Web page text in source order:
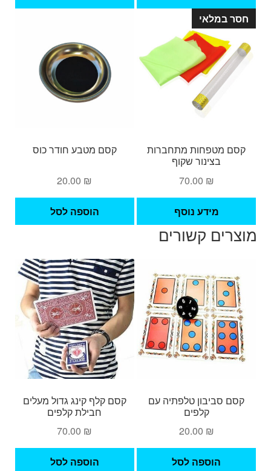
חסר במלאי
קסם מטפחות מתחברות
בצינור שקוף
70.00 ₪
מידע נוסף
קסם מטבע חודר כוס
20.00 ₪
הוספה לסל
מוצרים קשורים
קסם סביבון טלפתיה עם
קלפים
20.00 ₪
הוספה לסל
קסם קלף קינג גדול מעלים
חבילת קלפים
70.00 ₪
הוספה לסל